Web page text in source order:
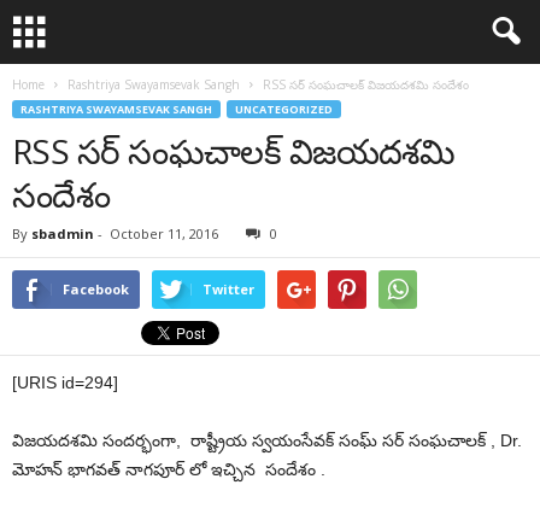
Home Rashtriya Swayamsevak Sangh RSS సర్ సంఘచాలక్ విజయదశమి సందేశం
RASHTRIYA SWAYAMSEVAK SANGH UNCATEGORIZED
RSS సర్ సంఘచాలక్ విజయదశమి
సందేశం
By sbadmin - October 11, 2016 0
Facebook Twitter
[URIS id=294]
విజయదశమి సందర్భంగా, రాష్ట్రీయ స్వయంసేవక్ సంఘ్ సర్ సంఘచాలక్ , Dr.
మోహన్ భాగవత్ నాగపూర్ లో ఇచ్చిన సందేశం .